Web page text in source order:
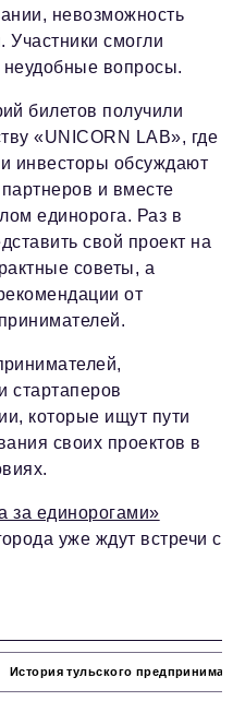
невозможность
Участники смогли
неудобные вопросы.
билетов получили
«UNICORN LAB», где
инвесторы обсуждают
и вместе
единорога. Раз в
свой проект на
советы, а
от
стартаперов
которые ищут пути
своих проектов в
за единорогами»
уже ждут встречи с
История тульского